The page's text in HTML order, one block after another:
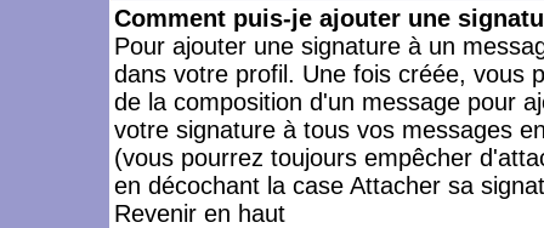
Comment puis-je ajouter une
Pour ajouter une signature à un
dans votre profil. Une fois créée, vous
de la composition d'un message pour
votre signature à tous vos messages
(vous pourrez toujours empêcher
en décochant la case Attacher sa
Revenir en haut